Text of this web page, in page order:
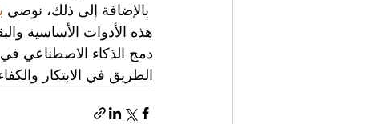
هذه الأدوات الأساسية
دمج الذكاء الاصطناعي في
الطريق في الابتكار